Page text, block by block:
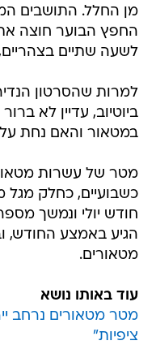
מן החלל. התושבים
החפץ הבוער חוצה
לשעה שתיים
למרות שהסרטון
ביוטיוב, עדיין לא
במטאור והאם נחת
מטר של עשרות
כשבועיים, כחלק
חודש יולי ונמשך
הגיע באמצע החודש,
מטאורים.
עוד באותו נושא
מטר מטאורים נרחב
ציפיות"